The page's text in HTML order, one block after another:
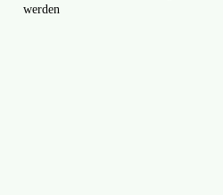
werden